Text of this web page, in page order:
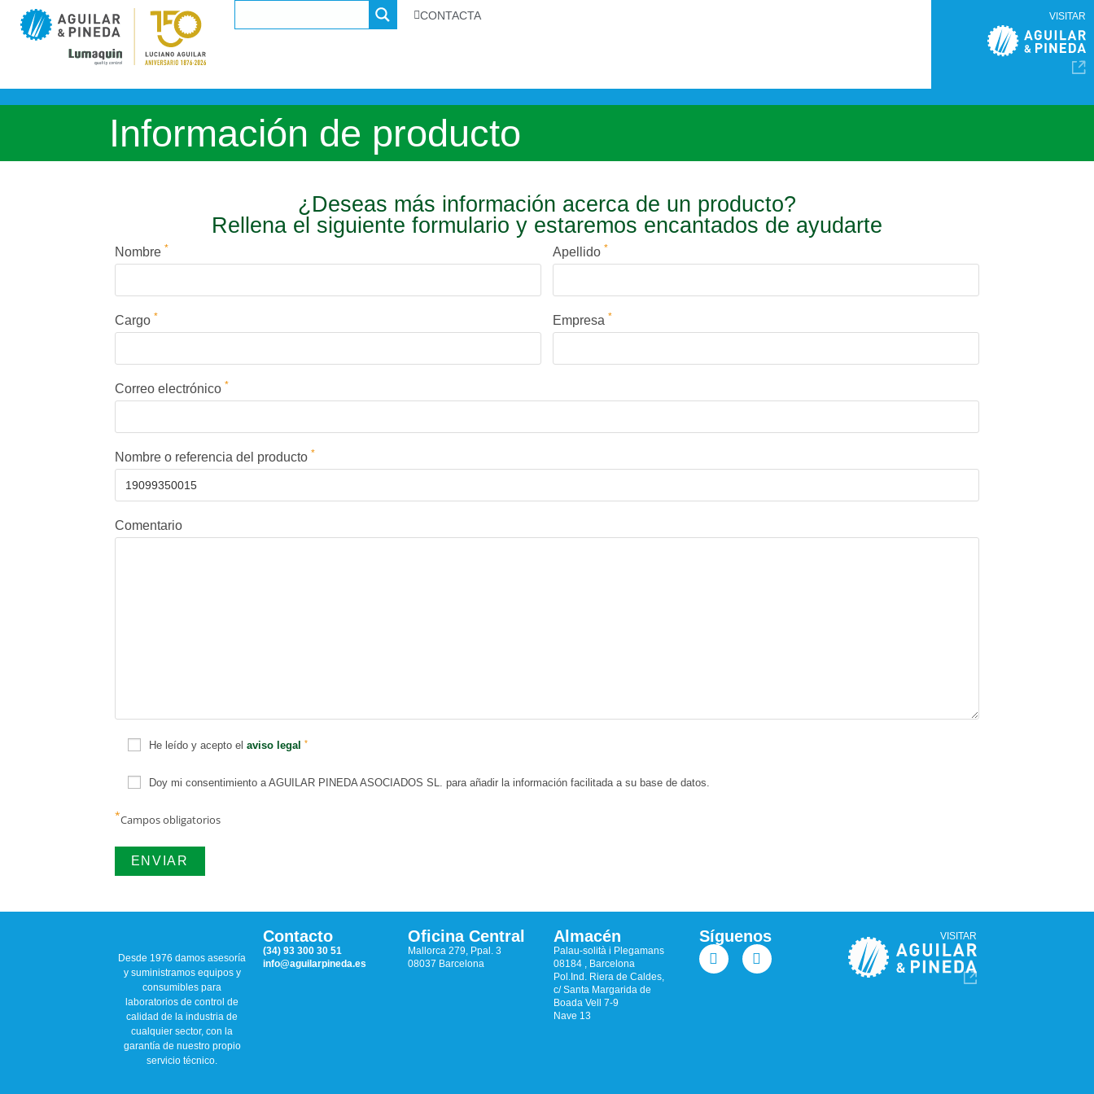
CONTACTA VISITAR
Información de producto
¿Deseas más información acerca de un producto?
Rellena el siguiente formulario y estaremos encantados de ayudarte
Nombre * Apellido *
Cargo * Empresa *
Correo electrónico *
Nombre o referencia del producto *
Comentario
He leído y acepto el aviso legal *
Doy mi consentimiento a AGUILAR PINEDA ASOCIADOS SL. para añadir la información facilitada a su base de datos.
*Campos obligatorios
Desde 1976 damos asesoría
y suministramos equipos y
consumibles para
laboratorios de control de
calidad de la industria de
cualquier sector, con la
garantía de nuestro propio
servicio técnico.
Contacto
(34) 93 300 30 51
info@aguilarpineda.es
Oficina Central
Mallorca 279, Ppal. 3
08037 Barcelona
Almacén
Palau-solità i Plegamans
08184 , Barcelona
Pol.Ind. Riera de Caldes,
c/ Santa Margarida de
Boada Vell 7-9
Nave 13
Síguenos VISITAR